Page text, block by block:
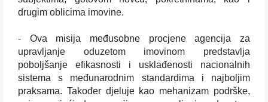
drugim oblicima imovine.
- Ova misija međusobne procjene agencija za
upravljanje oduzetom imovinom predstavlja
poboljšanje efikasnosti i usklađenosti nacionalnih
sistema s međunarodnim standardima i najboljim
praksama. Također djeluje kao mehanizam podrške,